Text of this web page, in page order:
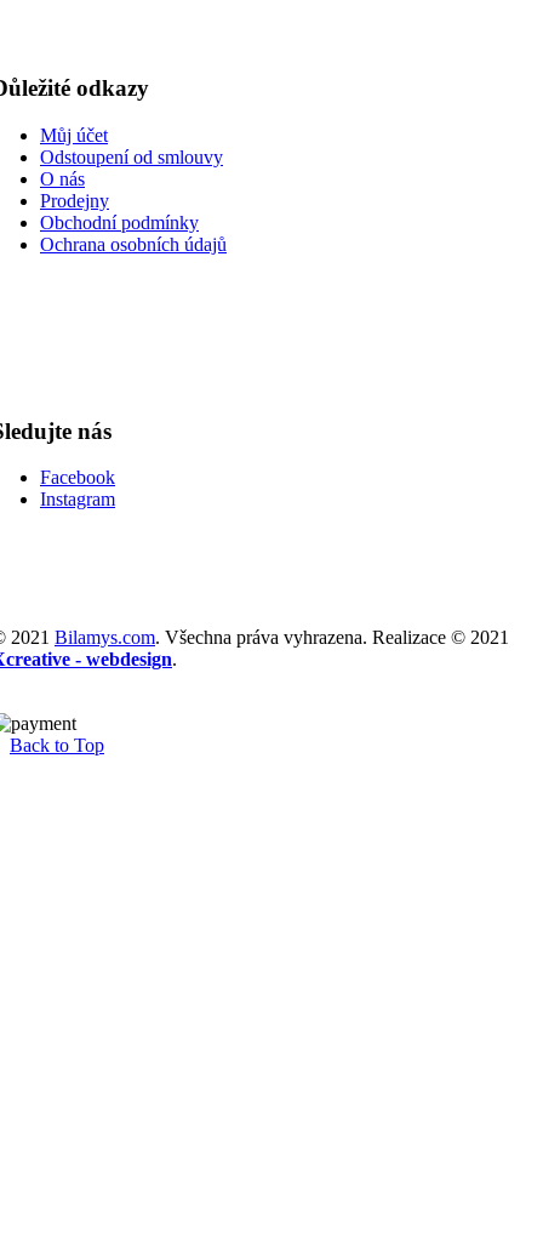
odkazy
Můj účet
Odstoupení od smlouvy
O nás
Prodejny
Obchodní podmínky
Ochrana osobních údajů
nás
Facebook
Instagram
2021 Bilamys.com. Všechna práva vyhrazena. Realizace © 2021
- webdesign.
Back to Top